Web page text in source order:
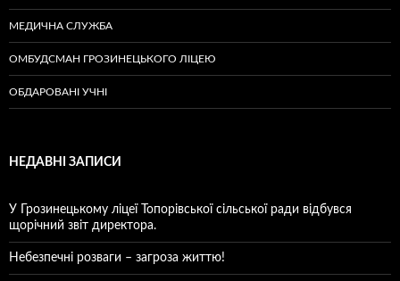
МЕДИЧНА СЛУЖБА
ОМБУДСМАН ГРОЗИНЕЦЬКОГО ЛІЦЕЮ
ОБДАРОВАНІ УЧНІ
НЕДАВНІ ЗАПИСИ
У Грозинецькому ліцеї Топорівської сільської ради відбувся
щорічний звіт директора.
Небезпечні розваги – загроза життю!